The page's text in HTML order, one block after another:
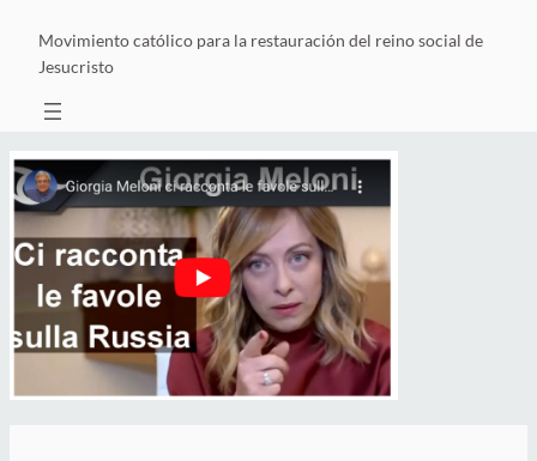
Movimiento católico para la restauración del reino social de
Jesucristo